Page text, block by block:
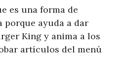
es una forma de
porque ayuda a dar
King y anima a los
artículos del menú